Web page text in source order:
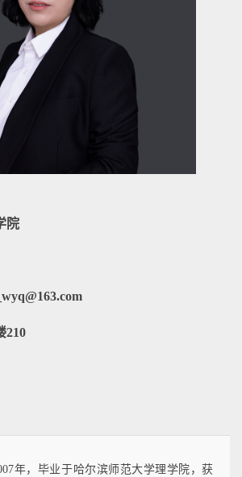
院
210
年，毕业于哈尔滨师范大学理学院，获